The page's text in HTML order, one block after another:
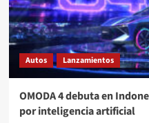
Autos Lanzamientos
OMODA 4 debuta en
por inteligencia artificial